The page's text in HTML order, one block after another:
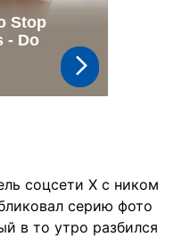
соцсети X с ником
серию фото
в то утро разбился